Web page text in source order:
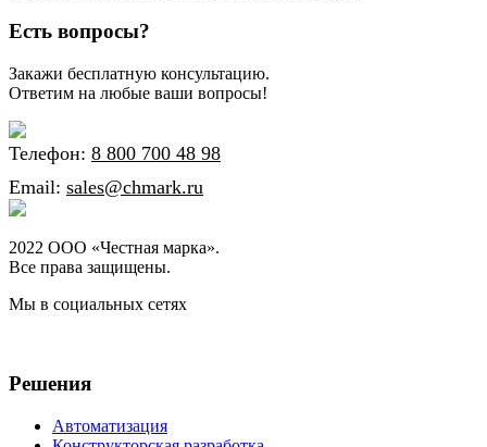
Есть вопросы?
Закажи бесплатную консультацию.
Ответим на любые ваши вопросы!
Телефон: 8 800 700 48 98
Email: sales@chmark.ru
2022 ООО «Честная марка».
Все права защищены.
Мы в социальных сетях
Решения
Автоматизация